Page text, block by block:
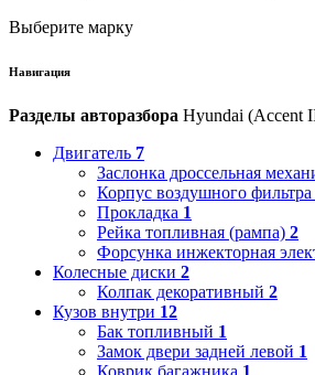
Выберите марку
Навигация
Разделы авторазбора Hyundai (Accent
Двигатель 7
Заслонка дроссельная
Корпус воздушного фильтра
Прокладка 1
Рейка топливная (рампа) 2
Форсунка инжекторная
Колесные диски 2
Колпак декоративный 2
Кузов внутри 12
Бак топливный 1
Замок двери задней левой 1
Коврик багажника 1